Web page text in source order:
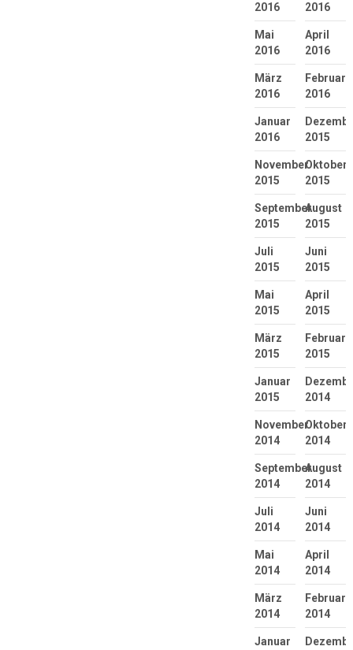
2016
2016
Mai
2016
April
2016
März
2016
Februar
2016
Januar
2016
2015
November
2015
Oktober
2015
September
2015
August
2015
Juli
2015
Juni
2015
Mai
2015
April
2015
März
2015
Februar
2015
Januar
2015
2014
November
2014
Oktober
2014
September
2014
August
2014
Juli
2014
Juni
2014
Mai
2014
April
2014
März
2014
Februar
2014
Januar